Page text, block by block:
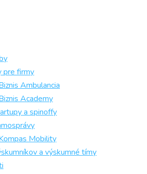
pre firmy
Ambulancia
Academy
a spinoffy
Mobility
a výskumné tímy